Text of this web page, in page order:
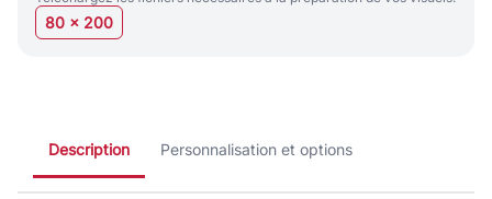
80 x 200
Description Personnalisation et options